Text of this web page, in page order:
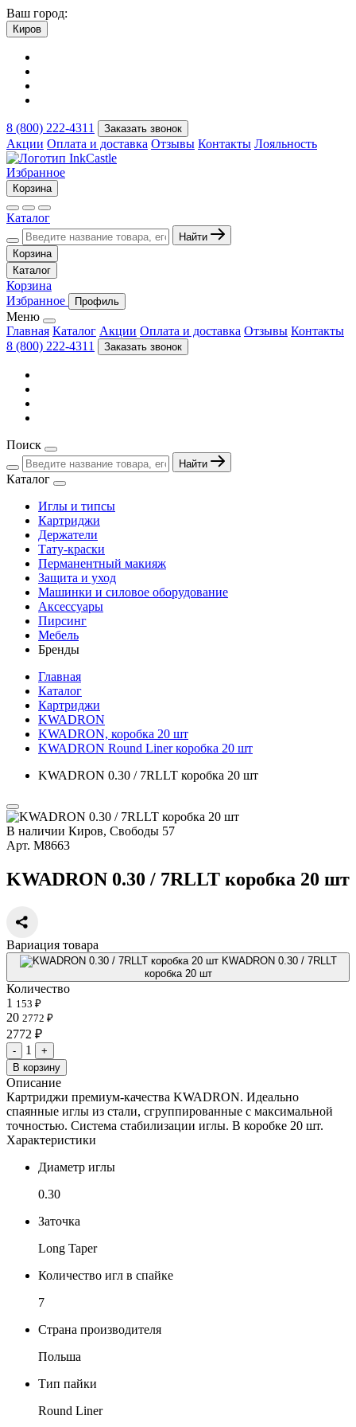
Ваш город:
Киров
8 (800) 222-4311 Заказать звонок
Акции Оплата и доставка Отзывы Контакты Лояльность
Избранное
Корзина
Каталог
Найти
Корзина
Каталог
Корзина
Избранное
Профиль
Меню
Главная Каталог Акции Оплата и доставка Отзывы Контакты
8 (800) 222-4311
Заказать звонок
Поиск
Найти
Каталог
Иглы и типсы
Картриджи
Держатели
Тату-краски
Перманентный макияж
Защита и уход
Машинки и силовое оборудование
Аксессуары
Пирсинг
Мебель
Бренды
Главная
Каталог
Картриджи
KWADRON
KWADRON, коробка 20 шт
KWADRON Round Liner коробка 20 шт
KWADRON 0.30 / 7RLLT коробка 20 шт
В наличии Киров, Свободы 57
Арт. М8663
KWADRON 0.30 / 7RLLT коробка 20 шт
Вариация товара
KWADRON 0.30 / 7RLLT
коробка 20 шт
Количество
1 153 ₽
20 2772 ₽
2772 ₽
- 1
+
В корзину
Описание
Картриджи премиум-качества KWADRON. Идеально
спаянные иглы из стали, сгруппированные с максимальной
точностью. Система стабилизации иглы. В коробке 20 шт.
Характеристики
Диаметр иглы
0.30
Заточка
Long Taper
Количество игл в спайке
7
Страна производителя
Польша
Тип пайки
Round Liner